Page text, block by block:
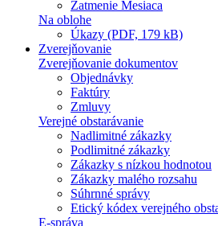
Zatmenie Mesiaca
Na oblohe
Úkazy (PDF, 179 kB)
Zverejňovanie
Zverejňovanie dokumentov
Objednávky
Faktúry
Zmluvy
Verejné obstarávanie
Nadlimitné zákazky
Podlimitné zákazky
Zákazky s nízkou hodnotou
Zákazky malého rozsahu
Súhrnné správy
Etický kódex verejného
E-správa